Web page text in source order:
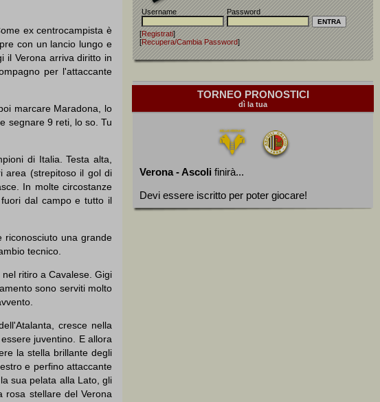
ex centrocampista è
con un lancio lungo e
il Verona arriva diritto in
per l'attaccante
marcare Maradona, lo
segnare 9 reti, lo so. Tu
di Italia. Testa alta,
area (strepitoso il gol di
In molte circostanze
dal campo e tutto il
una grande
tecnico.
ritiro a Cavalese. Gigi
sono serviti molto
cresce nella
juventino. E allora
la stella brillante degli
e perfino attaccante
sua pelata alla Lato, gli
rosa stellare del Verona
Username Password
[Registrati]
[Recupera/Cambia Password]
TORNEO PRONOSTICI
dì la tua
Verona - Ascoli finirà...
Devi essere iscritto per poter giocare!